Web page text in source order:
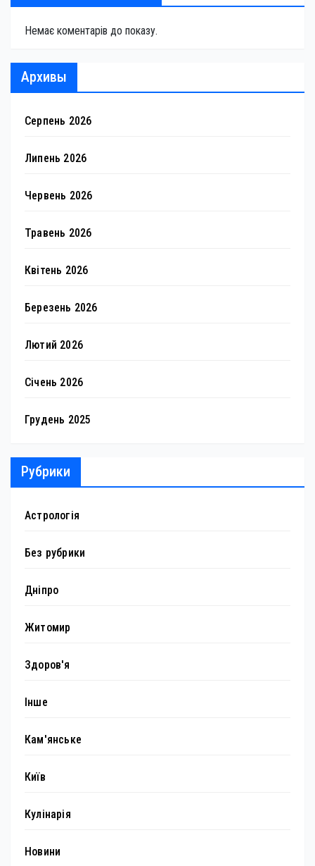
Немає коментарів до показу.
Архивы
Серпень 2026
Липень 2026
Червень 2026
Травень 2026
Квітень 2026
Березень 2026
Лютий 2026
Січень 2026
Грудень 2025
Рубрики
Астрологія
Без рубрики
Дніпро
Житомир
Здоров'я
Інше
Кам'янське
Київ
Кулінарія
Новини